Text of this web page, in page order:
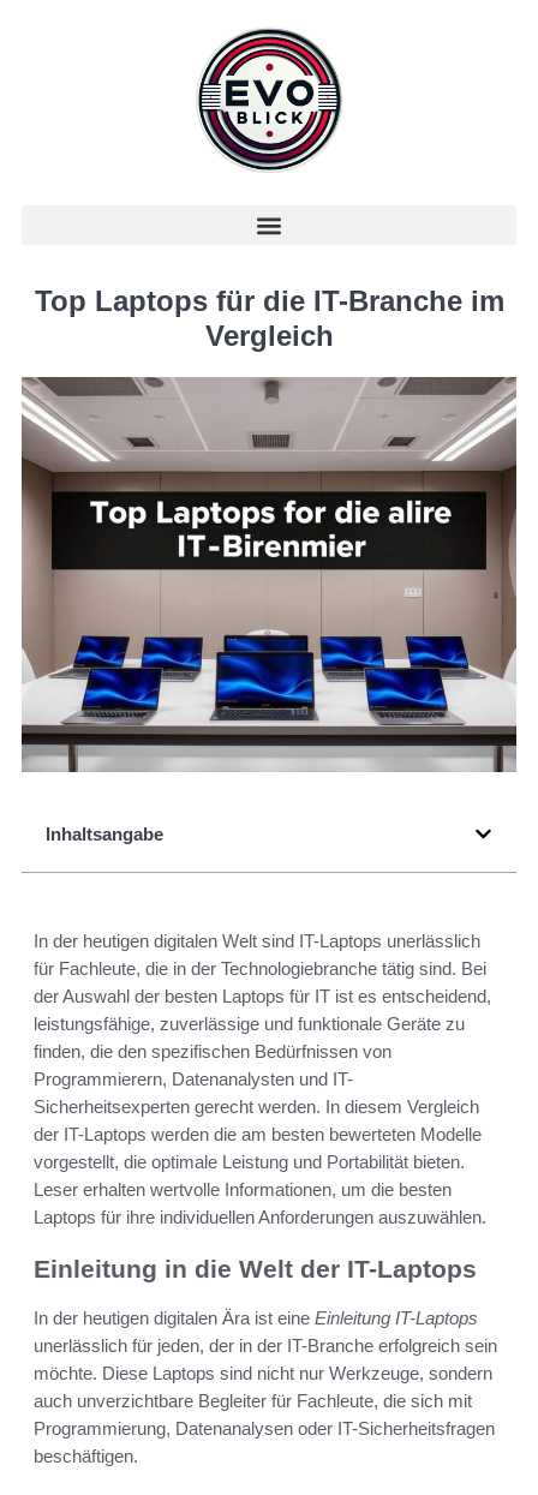
Top Laptops für die IT-Branche im
Vergleich
Inhaltsangabe
In der heutigen digitalen Welt sind IT-Laptops unerlässlich
für Fachleute, die in der Technologiebranche tätig sind. Bei
der Auswahl der besten Laptops für IT ist es entscheidend,
leistungsfähige, zuverlässige und funktionale Geräte zu
finden, die den spezifischen Bedürfnissen von
Programmierern, Datenanalysten und IT-
Sicherheitsexperten gerecht werden. In diesem Vergleich
der IT-Laptops werden die am besten bewerteten Modelle
vorgestellt, die optimale Leistung und Portabilität bieten.
Leser erhalten wertvolle Informationen, um die besten
Laptops für ihre individuellen Anforderungen auszuwählen.
Einleitung in die Welt der IT-Laptops
In der heutigen digitalen Ära ist eine Einleitung IT-Laptops
unerlässlich für jeden, der in der IT-Branche erfolgreich sein
möchte. Diese Laptops sind nicht nur Werkzeuge, sondern
auch unverzichtbare Begleiter für Fachleute, die sich mit
Programmierung, Datenanalysen oder IT-Sicherheitsfragen
beschäftigen.